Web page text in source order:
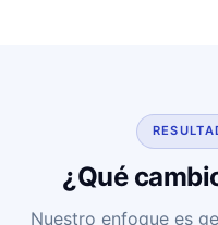
¿Qué
Nuestro enfoque es